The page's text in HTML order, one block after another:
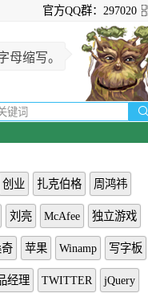
官方QQ群：297020
母缩写。

创业 扎克伯格 周鸿祎
刘亮 McAfee 独立游戏
奇 苹果 Winamp 写字板
经理 TWITTER jQuery